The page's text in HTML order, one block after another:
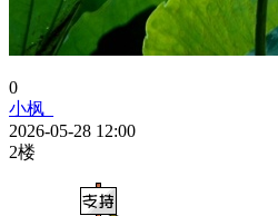
0
小枫_
2026-05-28 12:00
2楼